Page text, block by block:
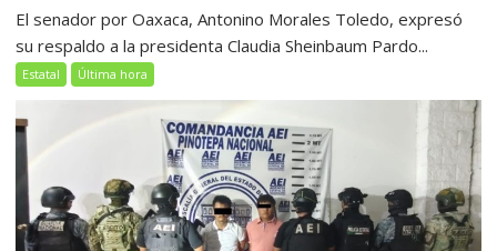
El senador por Oaxaca, Antonino Morales Toledo, expresó
su respaldo a la presidenta Claudia Sheinbaum Pardo...
Estatal Última hora